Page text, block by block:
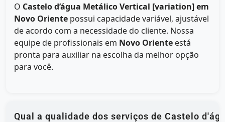
O Castelo d’água Metálico Vertical [variation] em
Novo Oriente possui capacidade variável, ajustável
de acordo com a necessidade do cliente. Nossa
equipe de profissionais em Novo Oriente está
pronta para auxiliar na escolha da melhor opção
para você.
Qual a qualidade dos serviços de Castelo